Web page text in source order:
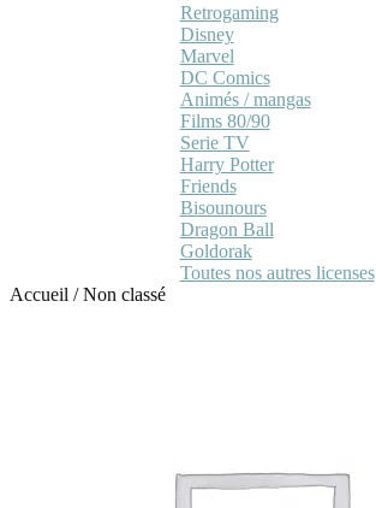
Retrogaming
Disney
Marvel
DC Comics
Animés / mangas
Films 80/90
Serie TV
Harry Potter
Friends
Bisounours
Dragon Ball
Goldorak
Toutes nos autres licenses
Accueil /Non classé